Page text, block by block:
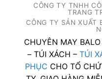
CÔNG TY TNHH
TRANG
CÔNG TY SẢN XUẤT
CHUYÊN MAY
– TÚI XÁCH – TÚI
PHỤC CHO TỔ